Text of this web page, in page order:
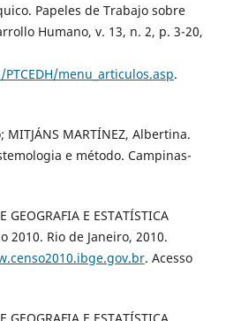
Papeles de Trabajo sobre
Humano, v. 13, n. 2, p. 3-20,
menu_articulos.asp.
MITJÁNS MARTÍNEZ, Albertina.
e método. Campinas-
GEOGRAFIA E ESTATÍSTICA
2010. Rio de Janeiro, 2010.
. Acesso